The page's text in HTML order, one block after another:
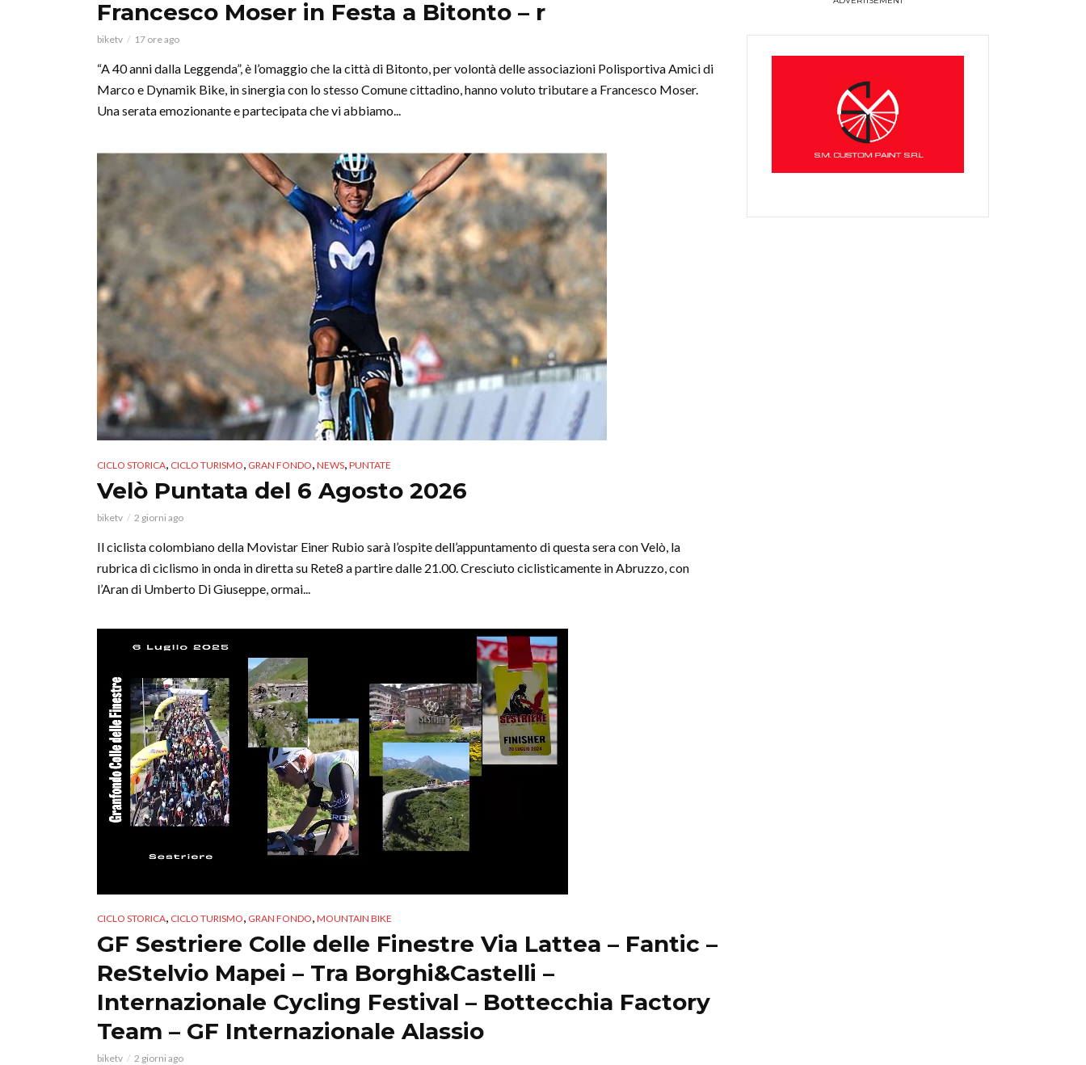
Francesco Moser in Festa a Bitonto – r
biketv 17 ore ago
“A 40 anni dalla Leggenda”, è l’omaggio che la città di Bitonto, per volontà delle associazioni Polisportiva Amici di
Marco e Dynamik Bike, in sinergia con lo stesso Comune cittadino, hanno voluto tributare a Francesco Moser.
Una serata emozionante e partecipata che vi abbiamo...
CICLO STORICA, CICLO TURISMO, GRAN FONDO, NEWS, PUNTATE
Velò Puntata del 6 Agosto 2026
biketv 2 giorni ago
Il ciclista colombiano della Movistar Einer Rubio sarà l’ospite dell’appuntamento di questa sera con Velò, la
rubrica di ciclismo in onda in diretta su Rete8 a partire dalle 21.00. Cresciuto ciclisticamente in Abruzzo, con
l’Aran di Umberto Di Giuseppe, ormai...
CICLO STORICA, CICLO TURISMO, GRAN FONDO, MOUNTAIN BIKE
GF Sestriere Colle delle Finestre Via Lattea – Fantic –
ReStelvio Mapei – Tra Borghi&Castelli –
Internazionale Cycling Festival – Bottecchia Factory
Team – GF Internazionale Alassio
biketv 2 giorni ago